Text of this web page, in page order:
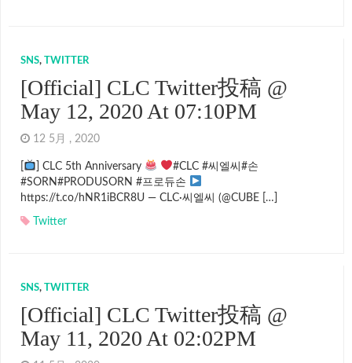
SNS, TWITTER
[Official] CLC Twitter投稿 @
May 12, 2020 At 07:10PM
12 5月 , 2020
] CLC 5th Anniversary
#CLC #씨엘씨#손
#SORN#PRODUSORN #프로듀손
https://t.co/hNR1iBCR8U — CLC·씨엘씨 (@CUBE […]
Twitter
SNS, TWITTER
[Official] CLC Twitter投稿 @
May 11, 2020 At 02:02PM